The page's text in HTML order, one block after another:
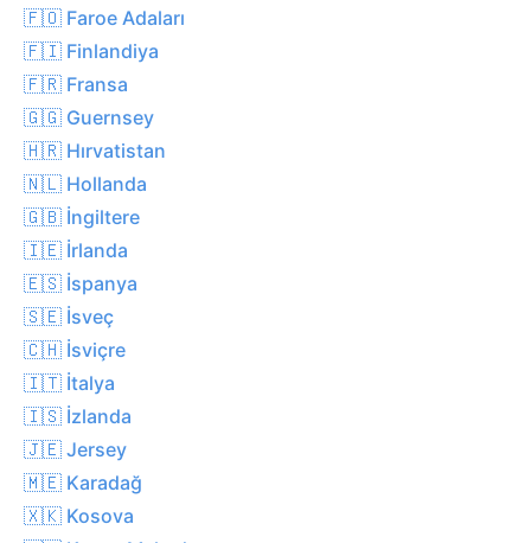
🇫🇴 Faroe Adaları
🇫🇮 Finlandiya
🇫🇷 Fransa
🇬🇬 Guernsey
🇭🇷 Hırvatistan
🇳🇱 Hollanda
🇬🇧 İngiltere
🇮🇪 İrlanda
🇪🇸 İspanya
🇸🇪 İsveç
🇨🇭 İsviçre
🇮🇹 İtalya
🇮🇸 İzlanda
🇯🇪 Jersey
🇲🇪 Karadağ
🇽🇰 Kosova